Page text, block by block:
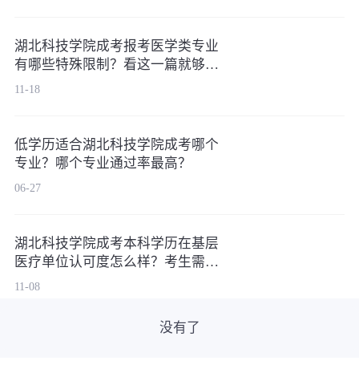
湖北科技学院成考报考医学类专业
有哪些特殊限制？看这一篇就够
了！
11-18
低学历适合湖北科技学院成考哪个
专业？哪个专业通过率最高？
06-27
湖北科技学院成考本科学历在基层
医疗单位认可度怎么样？考生需注
意！
11-08
没有了